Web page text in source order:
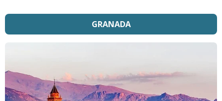
GRANADA